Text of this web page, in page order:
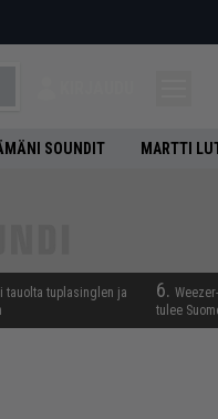
SOUNDIT MARTTI
tauolta tuplasinglen ja
6.
tulee